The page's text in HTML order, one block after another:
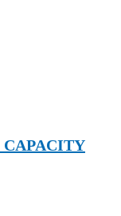
CAPACITY